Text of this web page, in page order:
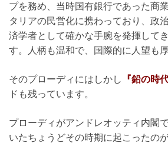
プを務め、当時国有銀行であった商
タリアの民営化に携わっており、政
済学者として確かな手腕を発揮して
す。人柄も温和で、国際的に人望も
そのプローディにはしかし 『鉛の時
ドも残っています。
プローディがアンドレオッティ内閣
いたちょうどその時期に起こったの